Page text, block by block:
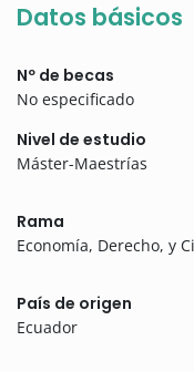
Datos básicos
Nº de becas
No especificado
Nivel de estudio
Máster-Maestrías
Rama
Economía, Derecho, y
País de origen
Ecuador